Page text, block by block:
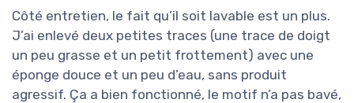
Côté entretien, le fait qu’il soit lavable est un plus.
J’ai enlevé deux petites traces (une trace de doigt
un peu grasse et un petit frottement) avec une
éponge douce et un peu d’eau, sans produit
agressif. Ça a bien fonctionné, le motif n’a pas bavé,